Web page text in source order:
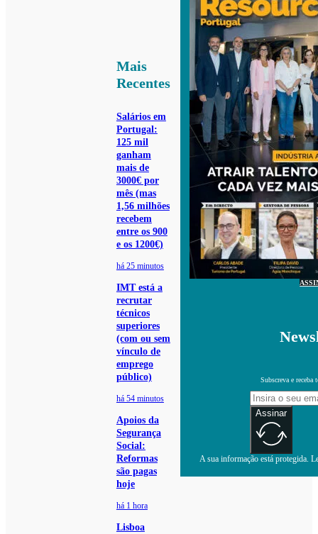
Mais
Recentes
Salários em
Portugal:
125 mil
ganham
mais de
3000€ por
mês (mas
1,56 milhões
recebem
entre os 900
e os 1200€)
há 25 minutos
IMT está a
recrutar
técnicos
superiores
(com ou sem
vínculo de
emprego
público)
há 54 minutos
Apoios da
Segurança
Social:
Reformas
são pagas
hoje
há 1 hora
Lisboa
Subscreva e receba
Assinar
A sua informação está protegida.